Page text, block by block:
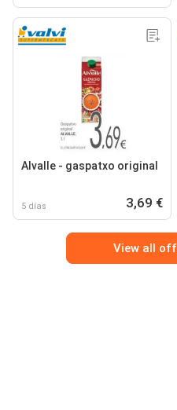
Alvalle - gaspatxo original
5 días 3,69 €
View all